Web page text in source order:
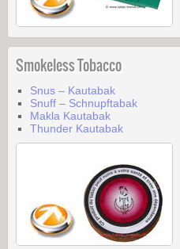
Smokeless Tobacco
Snus – Kautabak
Snuff – Schnupftabak
Makla Kautabak
Thunder Kautabak